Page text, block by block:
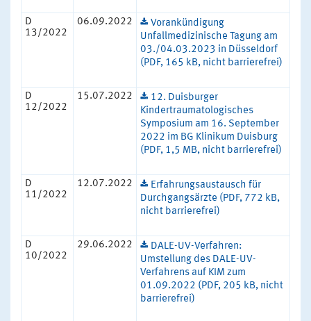
D
13/2022
06.09.2022
Vorankündigung
Unfallmedizinische Tagung am
03./04.03.2023 in Düsseldorf
(PDF, 165 kB, nicht barrierefrei)
D
12/2022
15.07.2022
12. Duisburger
Kindertraumatologisches
Symposium am 16. September
2022 im BG Klinikum Duisburg
(PDF, 1,5 MB, nicht barrierefrei)
D
11/2022
12.07.2022
Erfahrungsaustausch für
Durchgangsärzte (PDF, 772 kB,
nicht barrierefrei)
D
10/2022
29.06.2022
DALE-UV-Verfahren:
Umstellung des DALE-UV-
Verfahrens auf KIM zum
01.09.2022 (PDF, 205 kB, nicht
barrierefrei)